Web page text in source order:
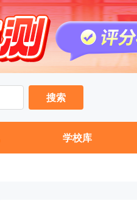
搜索
学校库